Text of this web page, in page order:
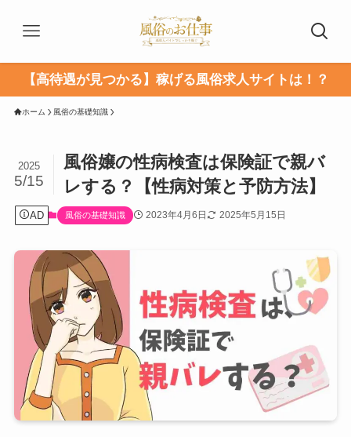
【高待遇が見つかる】稼げる風俗求人サイトは！？
ホーム 風俗の基礎知識
風俗嬢の性病検査は保険証で親バ
レする？【性病対策と予防方法】
2025
5/15
AD 風俗の基礎知識 2023年4月6日 2025年5月15日